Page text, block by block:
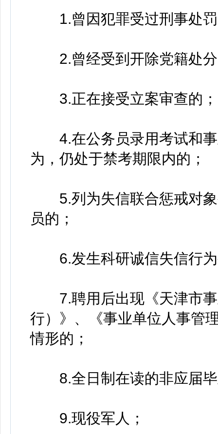
1.曾因犯罪受过刑事处
2.曾经受到开除党籍处分
3.正在接受立案审查的；
4.在公务员录用考试和事
为，仍处于禁考期限内的；
5.列为失信联合惩戒对象
员的；
6.发生科研诚信失信行为
7.聘用后出现《天津市事
行）》、《事业单位人事管
情形的；
8.全日制在读的非应届毕
9.现役军人；